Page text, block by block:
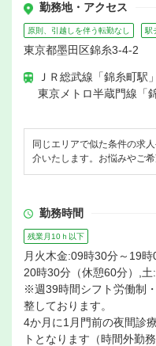
勤務地・アクセス
原則、引越しを伴う転勤なし 駅
東京都墨田区錦糸3-4-2
ＪＲ総武線「錦糸町駅
東京メトロ半蔵門線「
同じエリアで似た条件の求
介いたします。お悩みやご
勤務時間
残業月10ｈ以下
月火木金:09時30分～19
20時30分（休憩60分）,土
※週39時間シフト労働制
整しております。
4か月に1月門前の夜間診
トとなります（時間外勤務